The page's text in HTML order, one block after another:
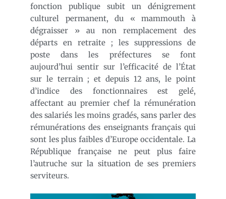
fonction publique subit un dénigrement
culturel permanent, du « mammouth à
dégraisser » au non remplacement des
départs en retraite ; les suppressions de
poste dans les préfectures se font
aujourd’hui sentir sur l’efficacité de l’État
sur le terrain ; et depuis 12 ans, le point
d’indice des fonctionnaires est gelé,
affectant au premier chef la rémunération
des salariés les moins gradés, sans parler des
rémunérations des enseignants français qui
sont les plus faibles d’Europe occidentale. La
République française ne peut plus faire
l’autruche sur la situation de ses premiers
serviteurs.